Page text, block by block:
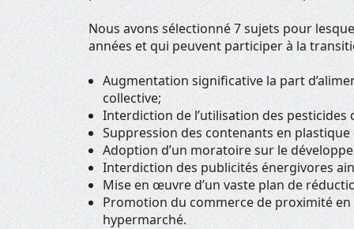
Nous avons sélectionné 7 sujets pour
années et qui peuvent participer à la
Augmentation significative la part
collective;
Interdiction de l’utilisation des
Suppression des contenants en
Adoption d’un moratoire sur le
Interdiction des publicités énergivores
Mise en œuvre d’un vaste plan de
Promotion du commerce de proximité
hypermarché.